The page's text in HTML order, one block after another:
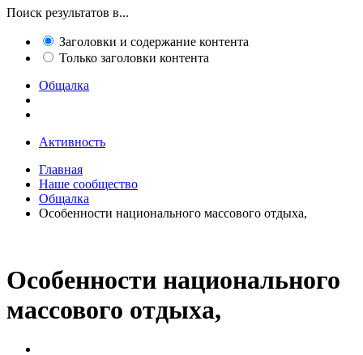
Поиск результатов в...
Заголовки и содержание контента
Только заголовки контента
Общалка
Активность
Главная
Наше сообщество
Общалка
Особенности национального массового отдыха,
Особенности национального
массового отдыха,